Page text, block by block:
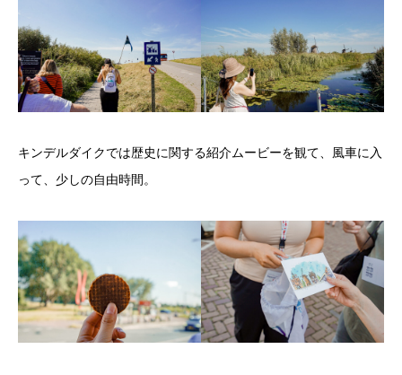
キンデルダイクでは歴史に関する紹介ムービーを観て、風車に入
って、少しの自由時間。